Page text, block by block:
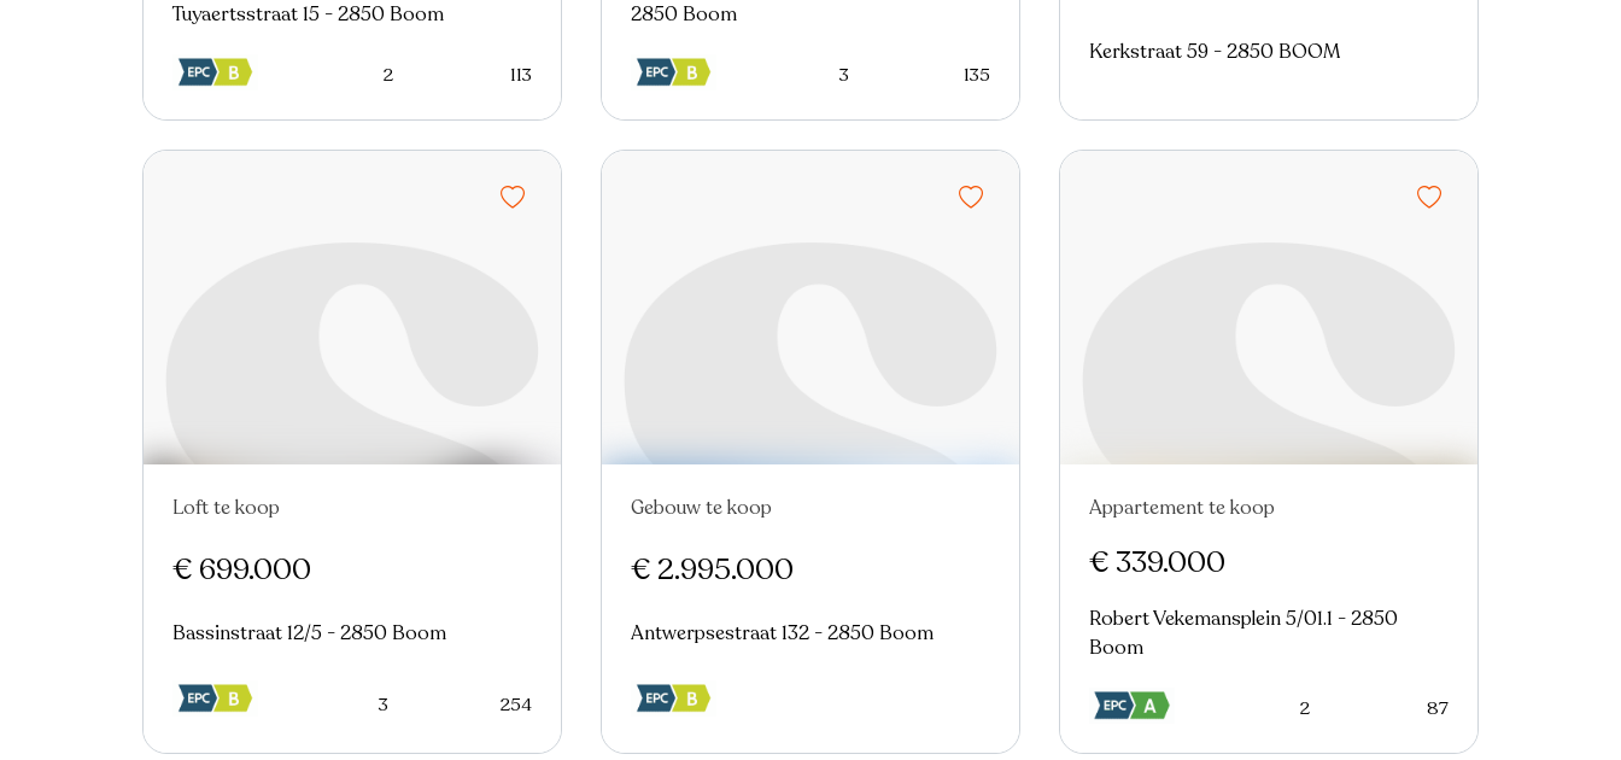
Tuyaertsstraat 15 - 2850 Boom
2 113
2850 Boom
3 135
Kerkstraat 59 - 2850 BOOM
Nieuw
Loft te koop
€ 699.000
Bassinstraat 12/5 - 2850 Boom
3 254
Nieuw
Gebouw te koop
€ 2.995.000
Antwerpsestraat 132 - 2850 Boom
Appartement te koop
€ 339.000
Robert Vekemansplein 5/01.1 - 2850
Boom
2 87